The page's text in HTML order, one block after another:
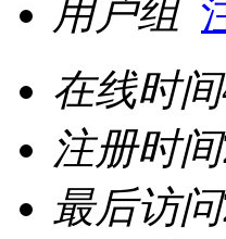
用户组
在线时间
注册时间
最后访问